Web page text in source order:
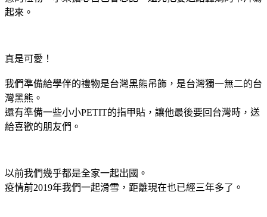
起來。
真是可愛！
我們準備給學伴的禮物是台灣黑熊吊飾，是台灣獨一無二的台
灣黑熊。
還有準備一些小小PETIT的指甲貼，讓他最後要回台灣時，送
給喜歡的朋友們。
以前我們幾乎都是全家一起出國。
疫情前2019年我們一起滑雪，距離現在也已經三年多了。